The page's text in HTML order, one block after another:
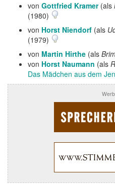
von Gottfried Kramer(als
(1980)
von Horst Niendorf (als
(1979)
von Martin Hirthe (als
von Horst Naumann (als
Das Mädchen aus dem